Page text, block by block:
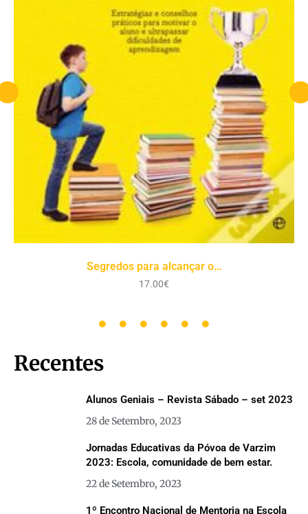
Queridos pais, odeio-vos
17.00€
Recentes
Alunos Geniais – Revista Sábado – set 2023
28 de Setembro, 2023
Jornadas Educativas da Póvoa de Varzim
2023: Escola, comunidade de bem estar.
22 de Setembro, 2023
1º Encontro Nacional de Mentoria na Escola